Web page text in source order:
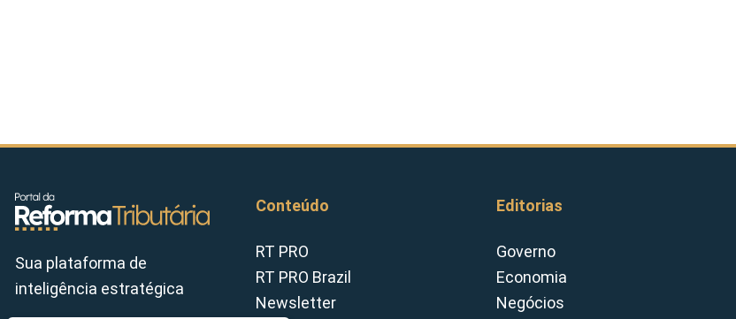
Sua plataforma de
inteligência estratégica
Conteúdo
RT PRO
RT PRO Brazil
Newsletter
Editorias
Governo
Economia
Negócios